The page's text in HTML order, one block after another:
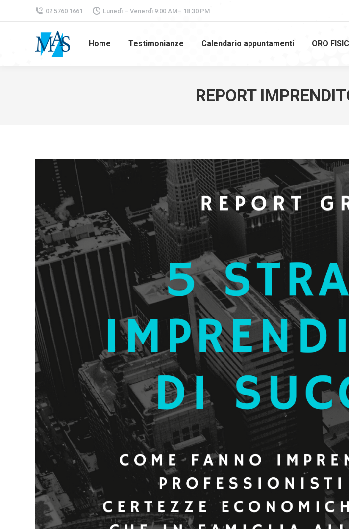
02 5760 1661 Lunedì – Venerdì 9:00 AM– 18:30 PM
Home Testimonianze Calendario appuntamenti ORO
REPORT